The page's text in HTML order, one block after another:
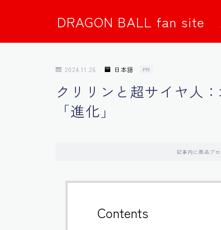
DRAGON BALL fan site
2024.11.26 日本語 PR
クリリンと超サイヤ人
「進化」
記事内に商品プ
Contents